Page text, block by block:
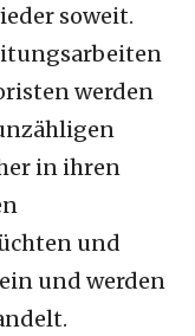
soweit.
werden
in ihren
und
und werden